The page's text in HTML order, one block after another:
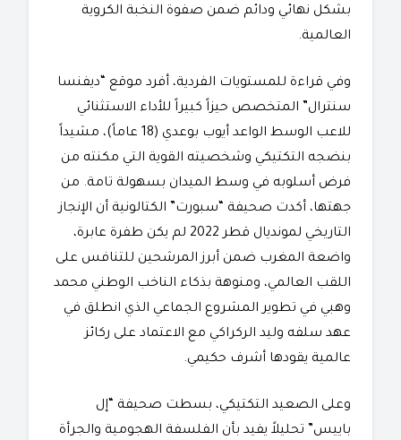
بشكل نهائي ودائم ضمن صفوة النخبة الكروية
العالمية.
​وفي قراءة للمستويات الفردية، أفرد موقع “ديفنسا
سنترال” المتخصص حيزاً كبيراً للأداء الاستثنائي
للاعب الوسط الواعد أيوب بوعدي (18 عاماً)، مشيداً
بنضجه التكتيكي وشخصيته القوية التي مكنته من
فرض أسلوبه في وسط الميدان بسهولة تامة. من
جهتها، أكدت صحيفة “سبورت” الكتالونية أن الإنجاز
التاريخي لمونديال قطر 2022 لم يكن طفرة عابرة،
واضعة المغرب ضمن أبرز المرشحين للتنافس على
اللقب العالمي، ومنوهة بذكاء الناخب الوطني محمد
وهبي في تطوير المشروع الجماعي الذي انطلق في
عهد سلفه وليد الركراكي مع الاعتماد على ركائز
عالمية يقودها أشرف حكيمي.
​وعلى الصعيد التكتيكي، بسطت صحيفة “إل
باييس” تحليلاً يفيد بأن الفلسفة الهجومية والجرأة